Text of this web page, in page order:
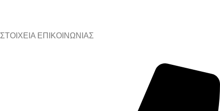
ΣΤΟΙΧΕΙΑ ΕΠΙΚΟΙΝΩΝΙΑΣ